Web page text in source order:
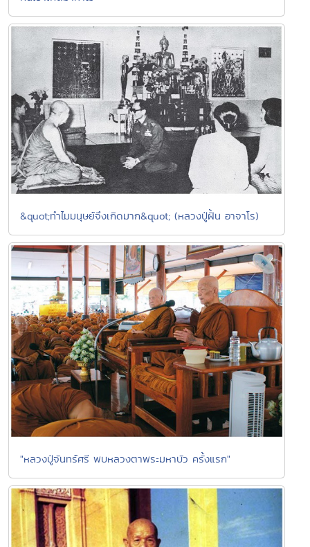
&quot;ทำไมมนุษย์จึงเกิดมาก&quot; (หลวงปู่ฝั้น อาจาโร)
"หลวงปู่จันทร์ศรี พบหลวงตาพระมหาบัว ครั้งแรก"